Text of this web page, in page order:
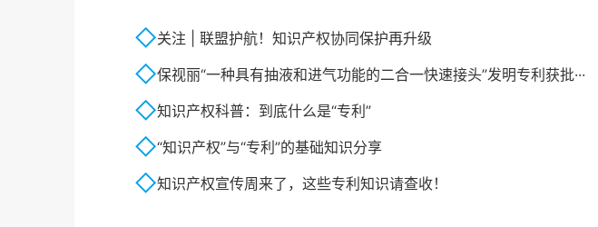
关注 | 联盟护航！知识产权协同保护再升级
保视丽“一种具有抽液和进气功能的二合一快速接头”发明专利获批···
知识产权科普：到底什么是“专利”
“知识产权”与“专利”的基础知识分享
知识产权宣传周来了，这些专利知识请查收！